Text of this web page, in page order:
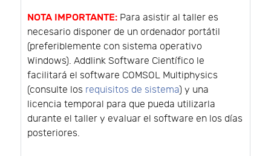
NOTA IMPORTANTE: Para asistir al taller es
necesario disponer de un ordenador portátil
(preferiblemente con sistema operativo
Windows). Addlink Software Científico le
facilitará el software COMSOL Multiphysics
(consulte los requisitos de sistema) y una
licencia temporal para que pueda utilizarla
durante el taller y evaluar el software en los días
posteriores.